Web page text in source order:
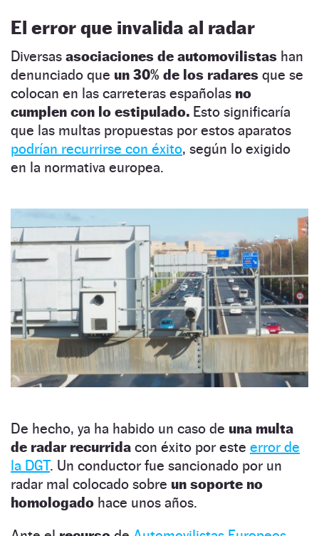
El error que invalida al radar
Diversas asociaciones de automovilistas han
denunciado que un 30% de los radares que se
colocan en las carreteras españolas no
cumplen con lo estipulado. Esto significaría
que las multas propuestas por estos aparatos
podrían recurrirse con éxito, según lo exigido
en la normativa europea.
De hecho, ya ha habido un caso de una multa
de radar recurrida con éxito por este error de
la DGT. Un conductor fue sancionado por un
radar mal colocado sobre un soporte no
homologado hace unos años.